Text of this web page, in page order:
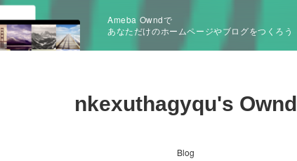
Ameba Owndで
あなただけのホームページやブログをつくろう
nkexuthagyqu's Ownd
Blog